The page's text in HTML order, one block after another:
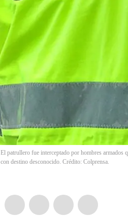
El patrullero fue interceptado por hombres
con destino desconocido. Crédito: Colprensa.